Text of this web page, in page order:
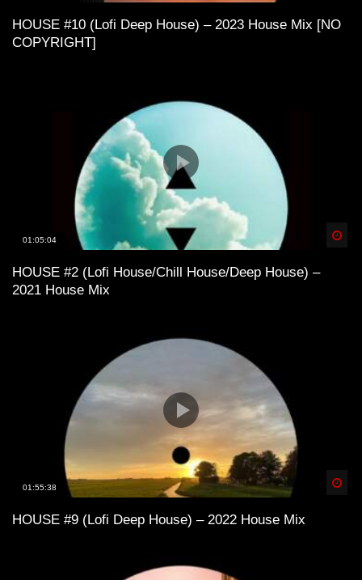
HOUSE #10 (Lofi Deep House) – 2023 House Mix [NO
COPYRIGHT]
01:05:04
HOUSE #2 (Lofi House/Chill House/Deep House) –
2021 House Mix
01:55:38
HOUSE #9 (Lofi Deep House) – 2022 House Mix